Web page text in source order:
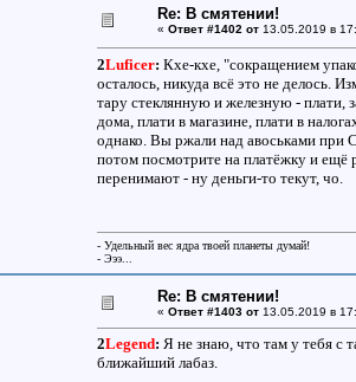
Re: В смятении!
« Ответ #1402 от13.05.2019 в
2Luficer: Кхе-кхе, "сокращением
осталось, никуда всё это не делось.
тару стеклянную и железную - плати,
дома, плати в магазине, плати в
однако. Вы ржали над авоськами
потом посмотрите на платёжку и
перенимают - ну деньги-то текут, чо.
- Удельный вес ядра твоей планеты думай!
- Эээ...
Re: В смятении!
« Ответ #1403 от13.05.2019 в
2Legend: Я не знаю, что там у тебя с
ближайший лабаз.